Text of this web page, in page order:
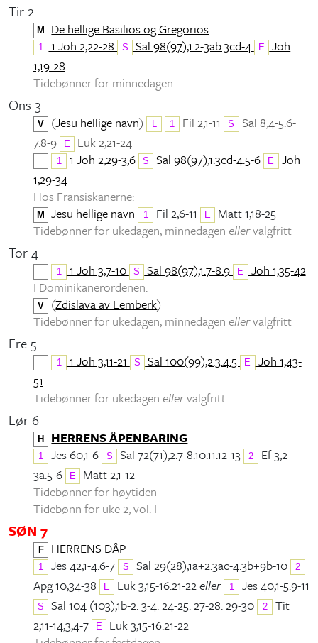
Tir 2
M De hellige Basilios og Gregorios
1 1 Joh 2,22-28 S Sal 98(97),1.2-3ab.3cd-4 E
Joh
1,19-28
Tidebønner for minnedagen
Ons 3
V (Jesu hellige navn) L 1 Fil 2,1-11 S Sal 8,4-5.6-
7.8-9
E Luk 2,21-24
1 1 Joh 2,29-3,6 S Sal 98(97),1.3cd-4.5-6 E Joh
1,29-34
Hos Fransiskanerne:
M Jesu hellige navn 1 Fil 2,6-11 E
Matt 1,18-25
Tidebønner for ukedagen, minnedagen ellervalgfritt
Tor 4
1 1 Joh 3,7-10 S Sal 98(97),1.7-8.9 E Joh 1,35-42
I Dominikanerordenen:
V (Zdislava av Lemberk)
Tidebønner for ukedagen, minnedagen ellervalgfritt
Fre 5
1 1 Joh 3,11-21 S Sal 100(99),2.3.4.5 E Joh 1,43-
51
Tidebønner for ukedagen ellervalgfritt
Lør 6
H HERRENS ÅPENBARING
1 Jes 60,1-6 S Sal 72(71),2.7-8.10.11.12-13 2
Ef 3,2-
3a.5-6
E
Matt 2,1-12
Tidebønner for høytiden
Tidebønn for uke 2, vol. I
SØN 7
F HERRENS DÅP
1 Jes 42,1-4.6-7 S Sal 29(28),1a+2.3ac-4.3b+9b-10 2
Apg 10,34-38 E Luk 3,15-16.21-22eller 1 Jes 40,1-5.9-11
S Sal 104 (103),1b-2. 3-4. 24-25. 27-28. 29-30 2 Tit
2,11-14;3,4-7
E
Luk 3,15-16.21-22